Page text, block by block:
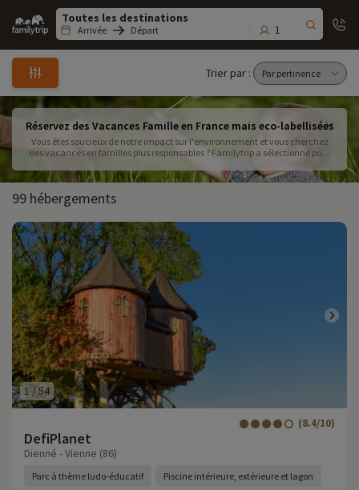
Family
trip
Arrivée Départ 1
Trier par :
Réservez des Vacances Famille en France mais eco-labellisées
Vous êtes soucieux de notre impact sur l'environnement et vous cherchez
des vacances en familles plus responsables ? Familytrip a sélectionné pour
démarche pour un tourisme plus durable. Partout en France, que ce soit à la
mer, à la campagne ou en montagne, nos partenaires sélectionnés sont
engagés auprès de labels environnementaux parmi les plus reconnus tels
que La Clef Verte ou encore l'Ecolabel Européen. Allier les plaisirs des
vacances en famille avec la protection de l'environnement n'a jamais été
aussi facile !
99 hébergements
1 /54
DefiPlanet
(8.4/10)
Dienné - Vienne (86)
Parc à thème ludo-éducatif Piscine intérieure, extérieure et lagon